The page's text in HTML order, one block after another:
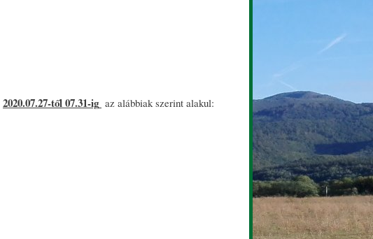
2020.07.27-től 07.31-ig az alábbiak szerint alakul: